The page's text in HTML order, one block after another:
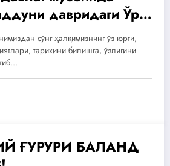
давридаги Ўрта
маданияти”
суҳбати ташкил
сўнг ҳалқимизнинг ўз юрти,
тарихини билишга, ўзлигини
ҒУРУРИ БАЛАНД